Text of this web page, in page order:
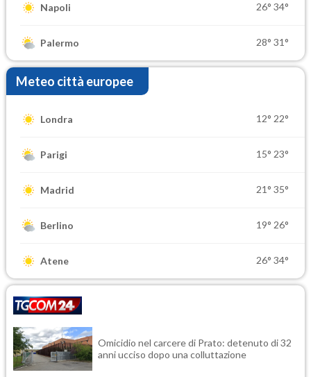
Napoli 26° 34°
Palermo 28° 31°
Meteo città europee
Londra 12° 22°
Parigi 15° 23°
Madrid 21° 35°
Berlino 19° 26°
Atene 26° 34°
Omicidio nel carcere di Prato: detenuto di 32
anni ucciso dopo una colluttazione